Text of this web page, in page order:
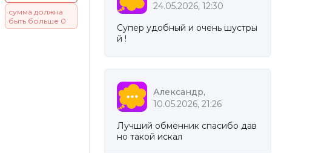
сумма должна
быть больше 0
24.05.2026, 12:30
Супер удобный и очень шустры
й !
Александр,
10.05.2026, 21:26
Лучший обменник спасибо дав
но такой искал